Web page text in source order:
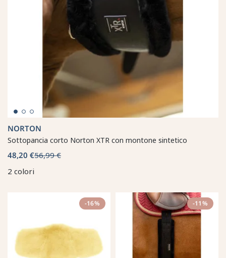
NORTON
Sottopancia corto Norton XTR con montone sintetico
48,20 €56,99 €
2 colori
-16% -11%